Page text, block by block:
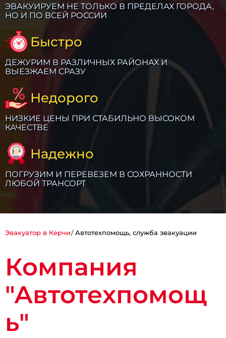
ЭВАКУИРУЕМ НЕ ТОЛЬКО В ПРЕДЕЛАХ ГОРОДА,
НО И ПО ВСЕЙ РОССИИ
Быстро
ДЕЖУРИМ В РАЗЛИЧНЫХ РАЙОНАХ И
ВЫЕЗЖАЕМ СРАЗУ
Недорого
НИЗКИЕ ЦЕНЫ ПРИ СТАБИЛЬНО ВЫСОКОМ
КАЧЕСТВЕ
Надежно
ПОГРУЗИМ И ПЕРЕВЕЗЕМ В СОХРАННОСТИ
ЛЮБОЙ ТРАНСОРТ
Эвакуатор в Керчи Автотехпомощь, служба эвакуации
Компания
"Автотехпомощ
ь"